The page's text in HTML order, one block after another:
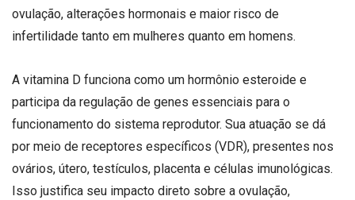
ovulação, alterações hormonais e maior risco de
infertilidade tanto em mulheres quanto em homens.
A vitamina D funciona como um hormônio esteroide e
participa da regulação de genes essenciais para o
funcionamento do sistema reprodutor. Sua atuação se dá
por meio de receptores específicos (VDR), presentes nos
ovários, útero, testículos, placenta e células imunológicas.
Isso justifica seu impacto direto sobre a ovulação,